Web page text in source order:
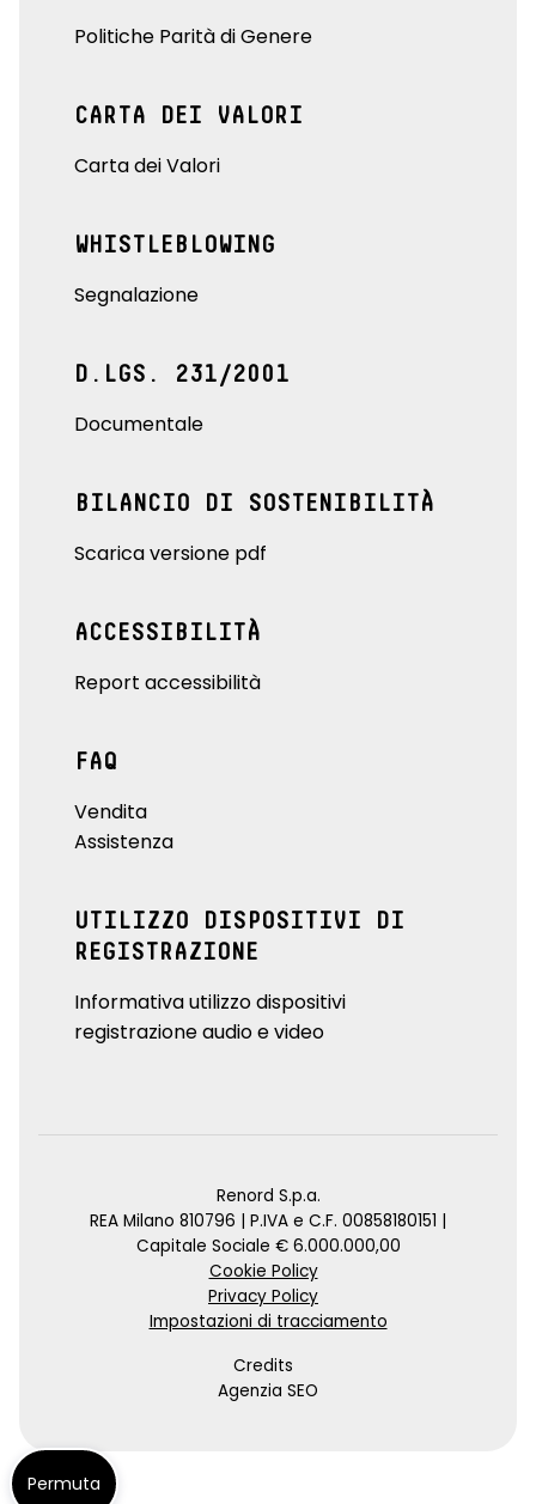
Politiche Parità di Genere
CARTA DEI VALORI
Carta dei Valori
WHISTLEBLOWING
Segnalazione
D.LGS. 231/2001
Documentale
BILANCIO DI SOSTENIBILITÀ
Scarica versione pdf
ACCESSIBILITÀ
Report accessibilità
FAQ
Vendita
Assistenza
UTILIZZO DISPOSITIVI DI
REGISTRAZIONE
Informativa utilizzo dispositivi
registrazione audio e video
Renord S.p.a.
REA Milano 810796 | P.IVA e C.F. 00858180151 |
Capitale Sociale € 6.000.000,00
Cookie Policy
Privacy Policy
Impostazioni di tracciamento
Credits
Agenzia SEO
Permuta